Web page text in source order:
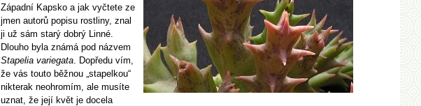
Západní Kapsko a jak vyčtete ze
jmen autorů popisu rostliny, znal
ji už sám starý dobrý Linné.
Dlouho byla známá pod názvem
Stapelia variegata. Dopředu vím,
že vás touto běžnou „stapelkou“
nikterak neohromím, ale musíte
uznat, že její květ je docela